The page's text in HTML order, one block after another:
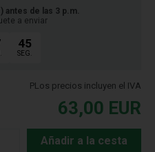
antes de las 3 p.m.
a enviar
45
SEG.
PLos precios incluyen el IVA
63,00 EUR
Añadir a la cesta